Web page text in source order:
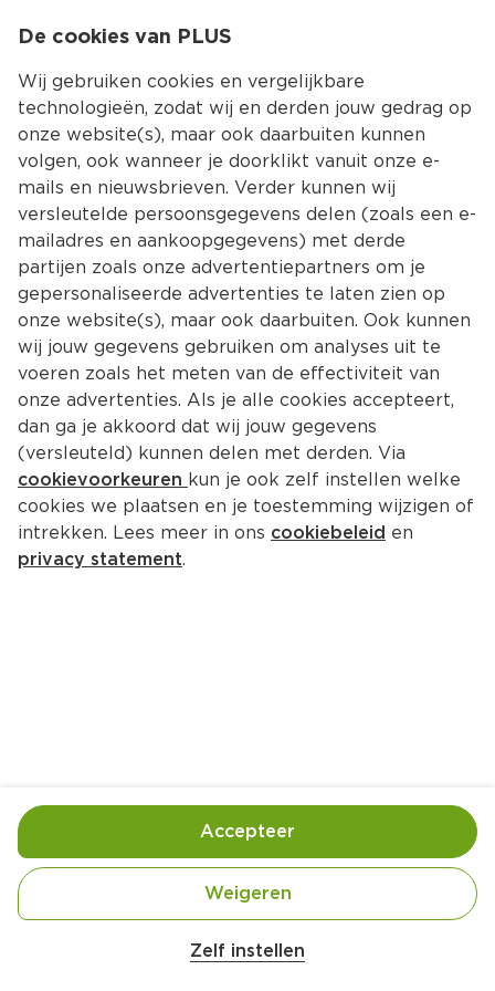
Kies jouw
Ingrediënten Bereiding
De cookies van PLUS
Wij gebruiken cookies en vergelijkbare
technologieën, zodat wij en derden jouw gedrag op
onze website(s), maar ook daarbuiten kunnen
volgen, ook wanneer je doorklikt vanuit onze e-
mails en nieuwsbrieven. Verder kunnen wij
versleutelde persoonsgegevens delen (zoals een e-
mailadres en aankoopgegevens) met derde
partijen zoals onze advertentiepartners om je
gepersonaliseerde advertenties te laten zien op
onze website(s), maar ook daarbuiten. Ook kunnen
wij jouw gegevens gebruiken om analyses uit te
voeren zoals het meten van de effectiviteit van
onze advertenties. Als je alle cookies accepteert,
dan ga je akkoord dat wij jouw gegevens
(versleuteld) kunnen delen met derden. Via
cookievoorkeuren kun je ook zelf instellen welke
cookies we plaatsen en je toestemming wijzigen of
intrekken. Lees meer in ons cookiebeleid en
privacy statement.
Zelf instellen
Weigeren
Accepteer